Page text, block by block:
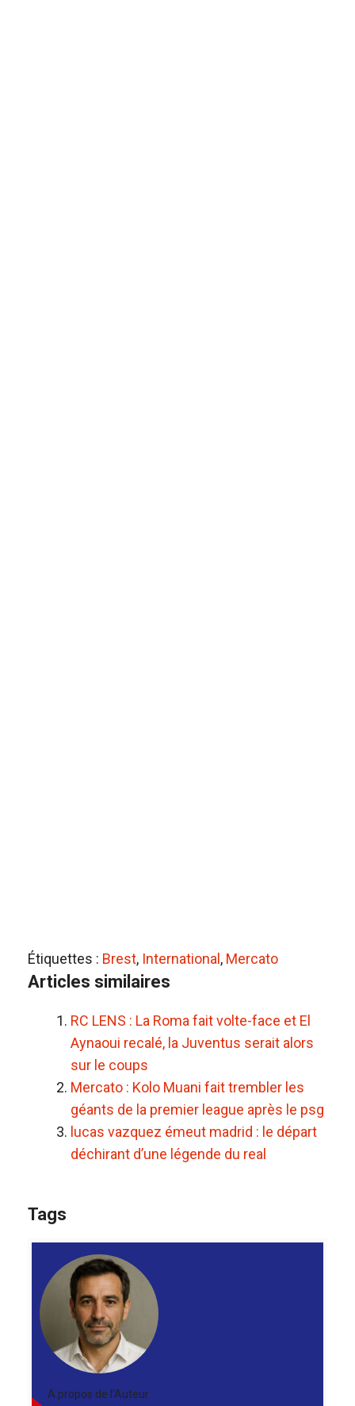
Étiquettes : Brest, International , Mercato
Articles similaires
RC LENS : La Roma fait volte-face et El
Aynaoui recalé, la Juventus serait alors
sur le coups
Mercato : Kolo Muani fait trembler les
géants de la premier league après le psg
lucas vazquez émeut madrid : le départ
déchirant d’une légende du real
Tags
A propos de l'Auteur